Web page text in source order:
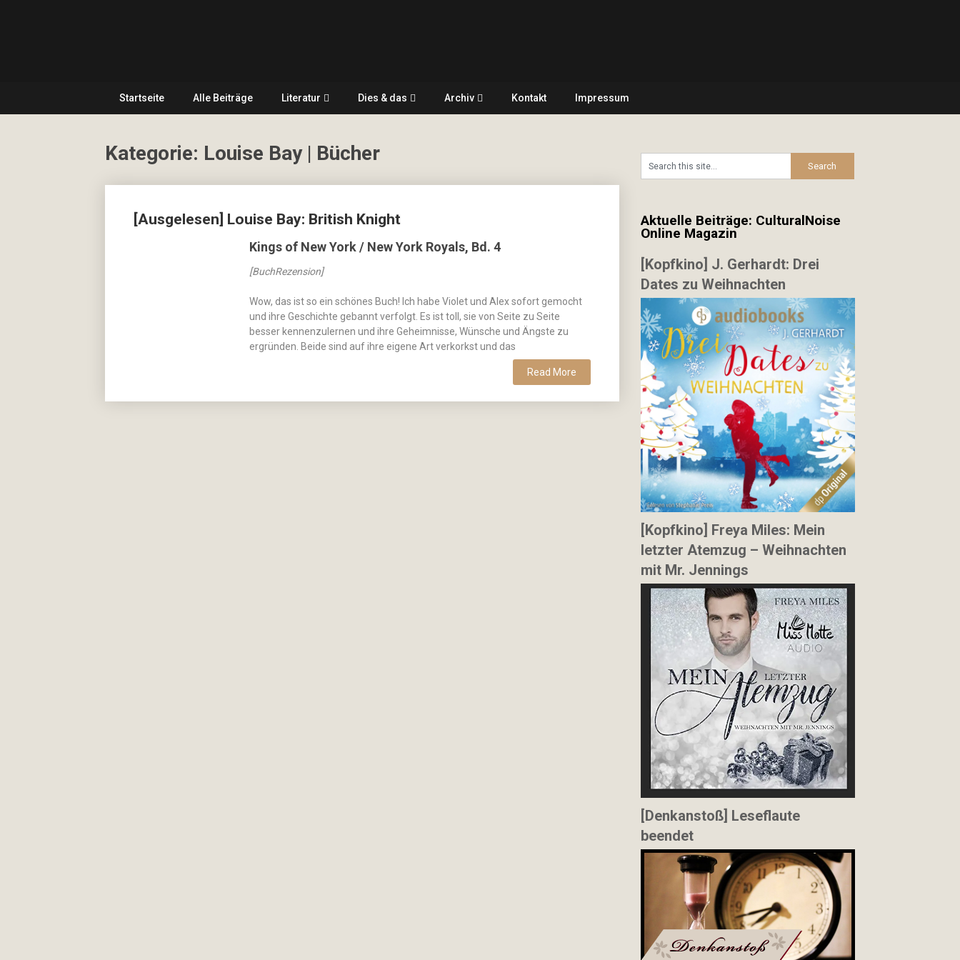
Magazin
Startseite
Alle Beiträge Literatur Dies & das Archiv Kontakt Impressum
Kategorie: Louise Bay | Bücher
[Ausgelesen] Louise Bay: British Knight
Kings of New York / New York Royals, Bd. 4
[BuchRezension]
Wow, das ist so ein schönes Buch! Ich habe Violet und Alex sofort gemocht
und ihre Geschichte gebannt verfolgt. Es ist toll, sie von Seite zu Seite
besser kennenzulernen und ihre Geheimnisse, Wünsche und Ängste zu
ergründen. Beide sind auf ihre eigene Art verkorkst und das
Read More
navigation
Aktuelle Beiträge: CulturalNoise
Online Magazin
[Kopfkino] J. Gerhardt: Drei
Dates zu Weihnachten
[Kopfkino] Freya Miles: Mein
letzter Atemzug – Weihnachten
mit Mr. Jennings
[Denkanstoß] Leseflaute
beendet